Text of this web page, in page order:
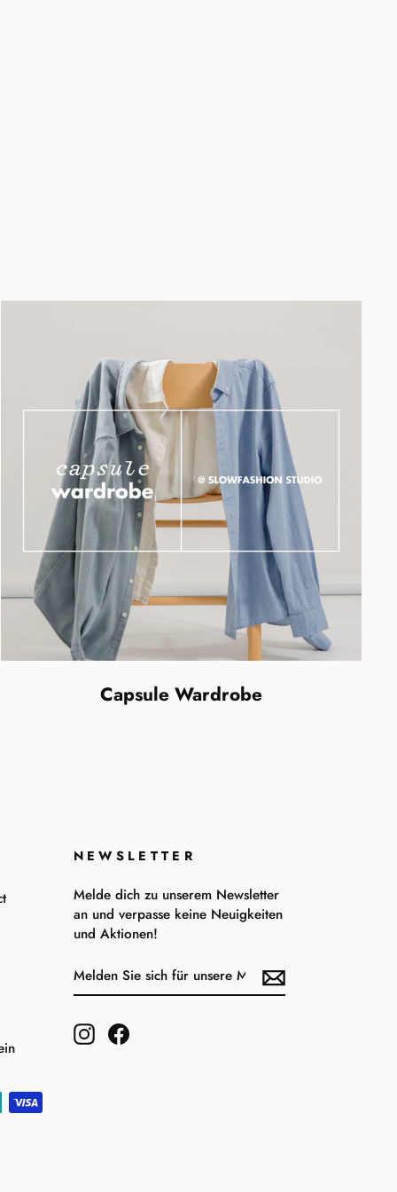
Capsule Wardrobe
NEWSLETTER
Melde dich zu unserem Newsletter
an und verpasse keine Neuigkeiten
und Aktionen!
SIE
SICH
UNSERE
MAILINGLISTE
InstagramFacebook